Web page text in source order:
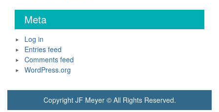
Meta
Log in
Entries feed
Comments feed
WordPress.org
Copyright JF Meyer © All Rights Reserved.